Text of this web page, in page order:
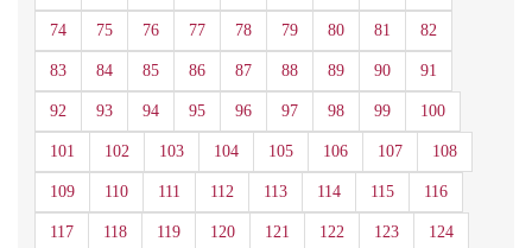
74 75 76 77 78 79 80 81 82
83 84 85 86 87 88 89 90 91
92 93 94 95 96 97 98 99 100
101 102 103 104 105 106 107 108
109 110 111 112 113 114 115 116
117 118 119 120 121 122 123 124